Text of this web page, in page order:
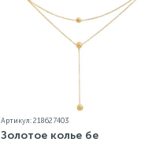
Артикул: 218627403
Золотое колье бе